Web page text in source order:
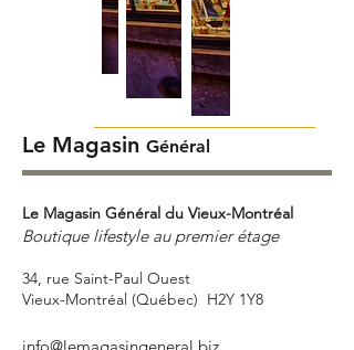
Le Magasin Général
Le Magasin Général du Vieux-Montréal
Boutique lifestyle au premier étage
34, rue Saint-Paul Ouest
Vieux-Montréal (Québec) H2Y 1Y8